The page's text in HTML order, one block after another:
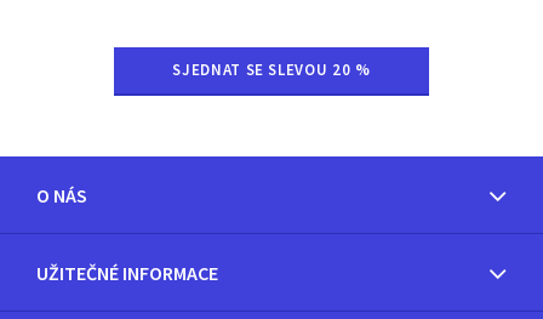
SJEDNAT SE SLEVOU 20 %
O NÁS
UŽITEČNÉ INFORMACE